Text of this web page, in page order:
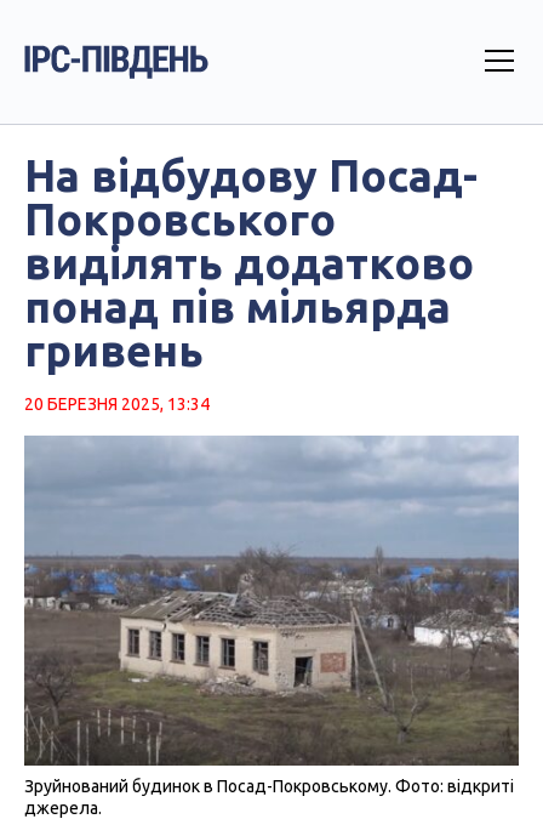
На відбудову Посад-
Покровського
виділять додатково
понад пів мільярда
гривень
20 БЕРЕЗНЯ 2025, 13:34
Зруйнований будинок в Посад-Покровському. Фото: відкриті
джерела.